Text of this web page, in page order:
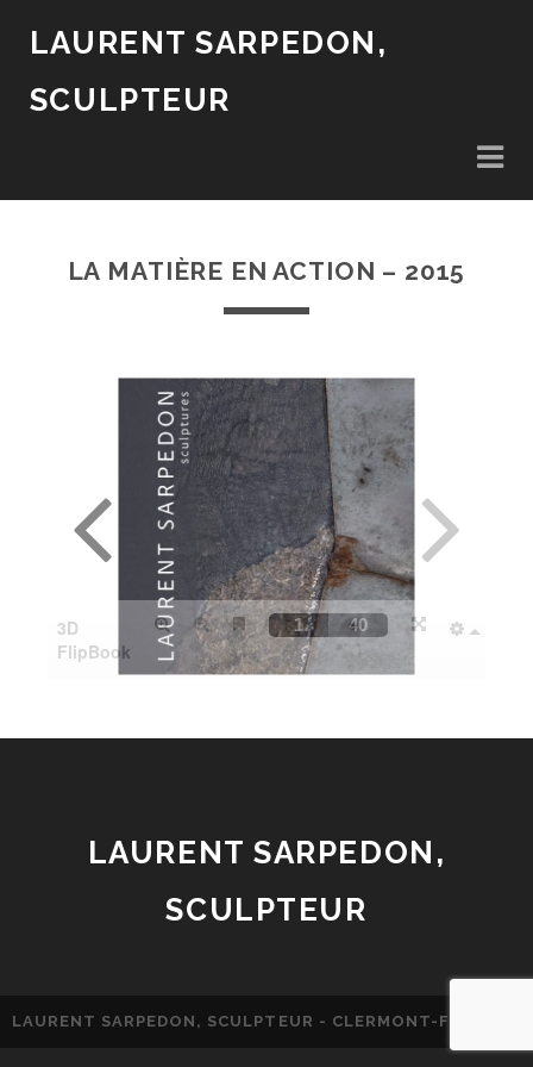
LAURENT SARPEDON,
SCULPTEUR
LA MATIÈRE EN ACTION – 2015
LAURENT SARPEDON,
SCULPTEUR
LAURENT SARPEDON, SCULPTEUR - CLERMONT-FERRAND